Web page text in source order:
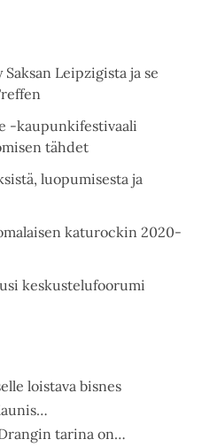
Leipzigista ja se
-kaupunkifestivaali
tähdet
luopumisesta ja
katurockin 2020-
keskustelufoorumi
loistava bisnes
tarina on…